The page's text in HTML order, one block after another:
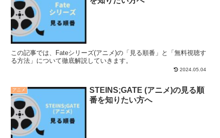
この記事では、Fateシリーズ(アニメ)の「見る順番」と「無料視聴す
る方法」について徹底解説していきます。
2024.05.04
アニメ
STEINS;GATE (アニメ)の見る順
番を知りたい方へ